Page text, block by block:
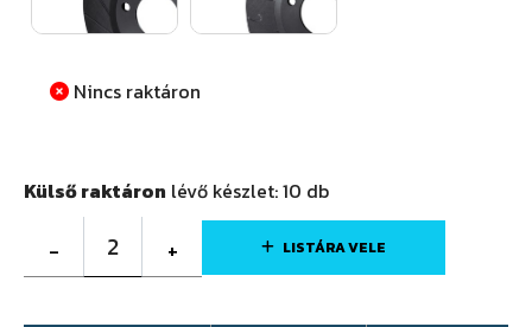
Nincs raktáron
Külső raktáron lévő készlet:10 db
- 2 + LISTÁRA VELE